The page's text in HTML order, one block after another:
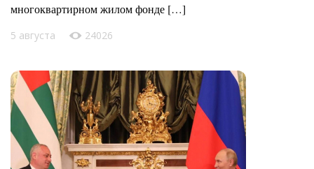
многоквартирном жилом фонде […]
5 августа 24026